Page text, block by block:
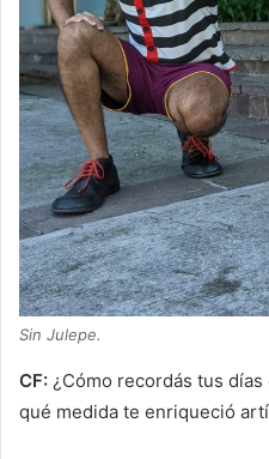
Sin Julepe.
CF: ¿Cómo recordás tus
qué medida te enriqueció